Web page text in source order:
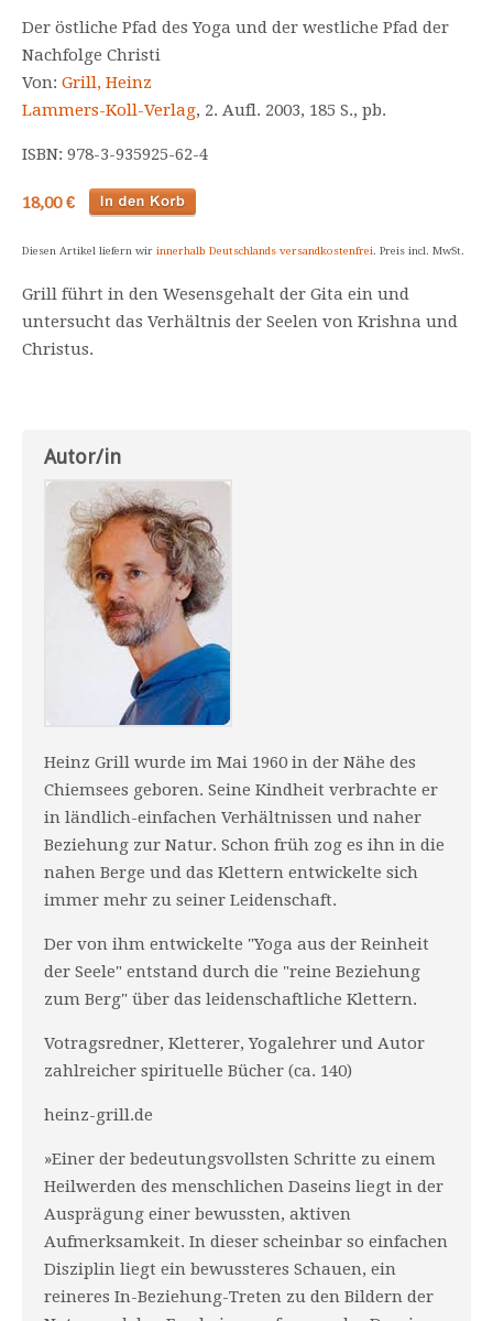
Der östliche Pfad des Yoga und der westliche Pfad der
Nachfolge Christi
Von: Grill, Heinz
Lammers-Koll-Verlag, 2. Aufl. 2003, 185 S., pb.
ISBN: 978-3-935925-62-4
18,00 €
Diesen Artikel liefern wir innerhalb Deutschlands versandkostenfrei. Preis incl. MwSt.
Grill führt in den Wesensgehalt der Gita ein und
untersucht das Verhältnis der Seelen von Krishna und
Christus.
Autor/in
Heinz Grill wurde im Mai 1960 in der Nähe des
Chiemsees geboren. Seine Kindheit verbrachte er
in ländlich-einfachen Verhältnissen und naher
Beziehung zur Natur. Schon früh zog es ihn in die
nahen Berge und das Klettern entwickelte sich
immer mehr zu seiner Leidenschaft.
Der von ihm entwickelte "Yoga aus der Reinheit
der Seele" entstand durch die "reine Beziehung
zum Berg" über das leidenschaftliche Klettern.
Votragsredner, Kletterer, Yogalehrer und Autor
zahlreicher spirituelle Bücher (ca. 140)
heinz-grill.de
»Einer der bedeutungsvollsten Schritte zu einem
Heilwerden des menschlichen Daseins liegt in der
Ausprägung einer bewussten, aktiven
Aufmerksamkeit. In dieser scheinbar so einfachen
Disziplin liegt ein bewussteres Schauen, ein
reineres In-Beziehung-Treten zu den Bildern der